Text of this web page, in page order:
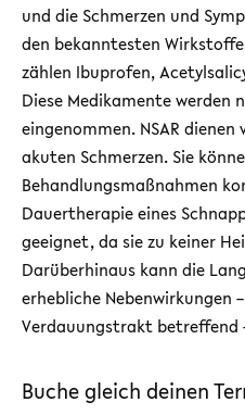
und die Schmerzen und
den bekanntesten
zählen Ibuprofen,
Diese Medikamente werden
eingenommen. NSAR
akuten Schmerzen. Sie
Behandlungsmaßnahmen
Dauertherapie eines
geeignet, da sie zu keiner
Darüberhinaus kann die
erhebliche Nebenwirkungen
Verdauungstrakt betreffend
Buche gleich deinen